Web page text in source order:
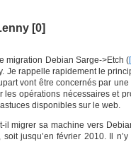
[0]
migration Debian Sarge->Etch (
rappelle rapidement le
vont être concernés par
opérations nécessaires et
disponibles sur le web.
migrer sa machine vers
jusqu’en février 2010. Il